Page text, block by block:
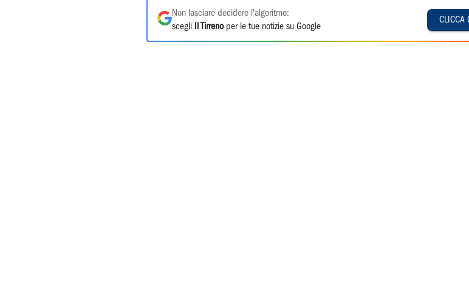
Non lasciare decidere l'algoritmo:
scegli
Il Tirrenoper le tue notizie su Google
CLICCA